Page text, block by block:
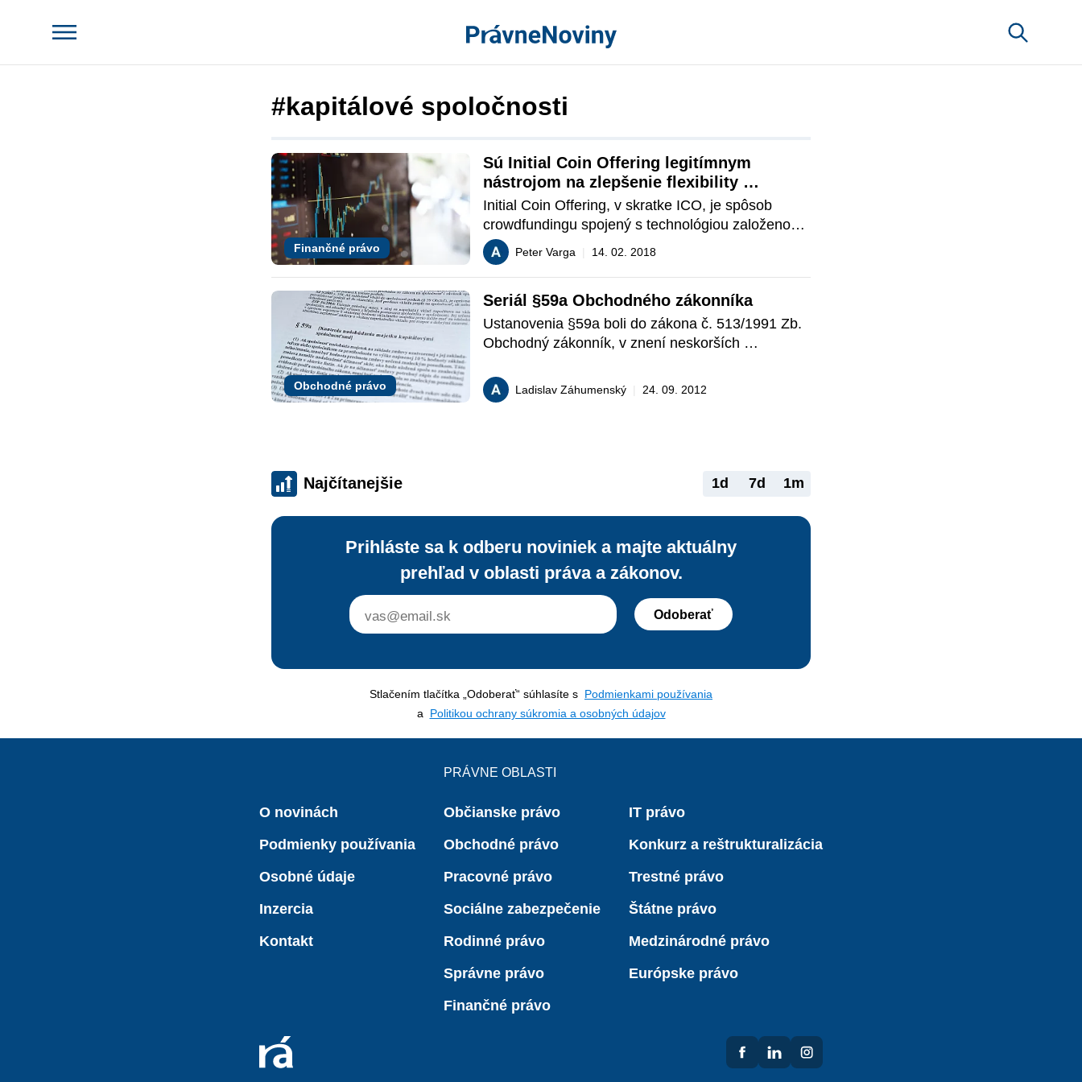
#kapitálové spoločnosti
Finančné právo
Sú Initial Coin Offering legitímnym
nástrojom na zlepšenie flexibility
kapitálového trhu?
Initial Coin Offering, v skratke ICO, je spôsob
crowdfundingu spojený s technológiou založenou
na blockchaine, ktorý prostredníctvom tokenov
umožňuje každému kto ovláda základy
„browsovania“ po internete participovať na
crowdfundingu rôznych projektov a benefitovať
z ich úspechu.
Peter Varga 14. 02. 2018
Obchodné právo
Seriál §59a Obchodného zákonníka
Ustanovenia §59a boli do zákona č. 513/1991 Zb.
Obchodný zákonník, v znení neskorších
77/91/EHS, tzv. Druhá smernica, s cieľom
obmedziť nadobúdanie fiktívnych hodnôt
Ladislav Záhumenský 24. 09. 2012
Najčítanejšie 1d 7d 1m
Prihláste sa k odberu noviniek a majte aktuálny
prehľad v oblasti práva a zákonov.
Odoberať
Stlačením tlačítka „Odoberať“ súhlasíte s Podmienkami používania
a Politikou ochrany súkromia a osobných údajov
O novinách
Podmienky používania
Osobné údaje
Inzercia
Kontakt
PRÁVNE OBLASTI
Občianske právo
Obchodné právo
Pracovné právo
Sociálne zabezpečenie
Rodinné právo
Správne právo
Finančné právo
IT právo
Konkurz a reštrukturalizácia
Trestné právo
Štátne právo
Medzinárodné právo
Európske právo